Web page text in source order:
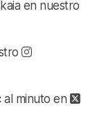
en nuestro
al minuto en